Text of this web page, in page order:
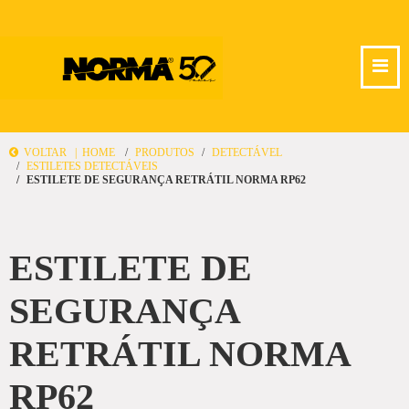
VOLTAR | HOME PRODUTOS
DETECTÁVEL
ESTILETES DETECTÁVEIS
ESTILETE DE SEGURANÇA RETRÁTIL NORMA RP62
ESTILETE DE
SEGURANÇA
RETRÁTIL NORMA
RP62